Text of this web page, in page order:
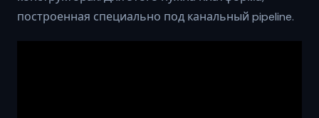
построенная специально под канальный pipeline.